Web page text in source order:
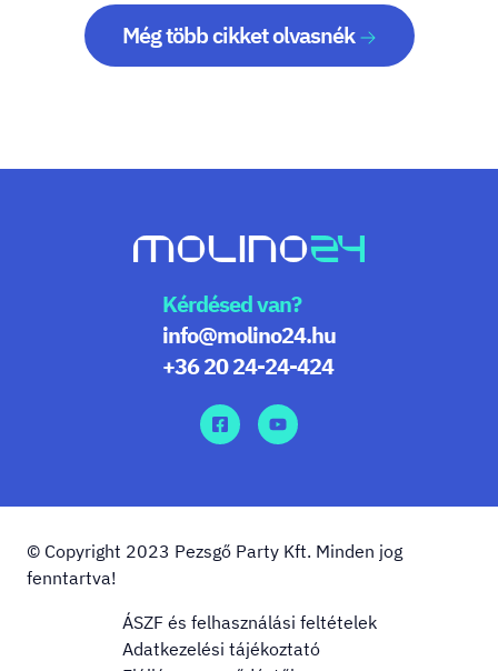
Még több cikket olvasnék
Kérdésed van?
info@molino24.hu
+36 20 24-24-424
© Copyright 2023 Pezsgő Party Kft. Minden jog
fenntartva!
ÁSZF és felhasználási feltételek
Adatkezelési tájékoztató